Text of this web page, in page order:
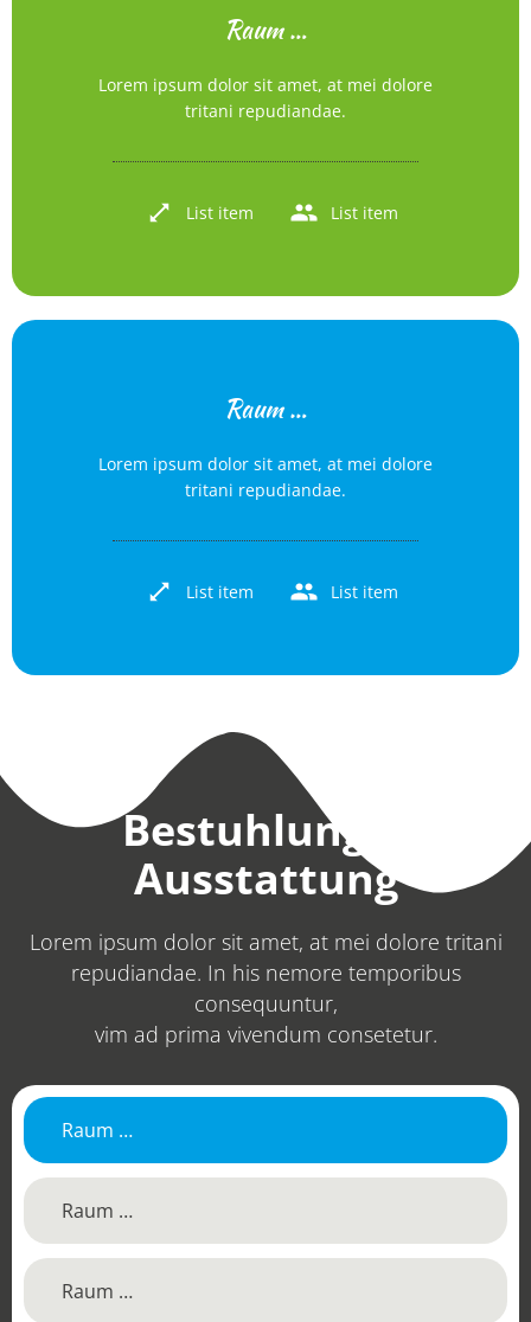
Raum …
Lorem ipsum dolor sit amet, at mei dolore
tritani repudiandae.
List item List item
Raum …
Lorem ipsum dolor sit amet, at mei dolore
tritani repudiandae.
List item List item
Bestuhlung &
Ausstattung
Lorem ipsum dolor sit amet, at mei dolore tritani
repudiandae. In his nemore temporibus
consequuntur,
vim ad prima vivendum consetetur.
Raum …
Raum …
Raum …